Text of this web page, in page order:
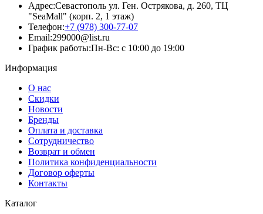
Адрес:Севастополь ул. Ген. Острякова, д. 260, ТЦ
"SeaMall" (корп. 2, 1 этаж)
Телефон:+7 (978) 300-77-07
Email:299000@list.ru
График работы:Пн-Вс: с 10:00 до 19:00
Информация
О нас
Скидки
Новости
Бренды
Оплата и доставка
Сотрудничество
Возврат и обмен
Политика конфиденциальности
Договор оферты
Контакты
Каталог